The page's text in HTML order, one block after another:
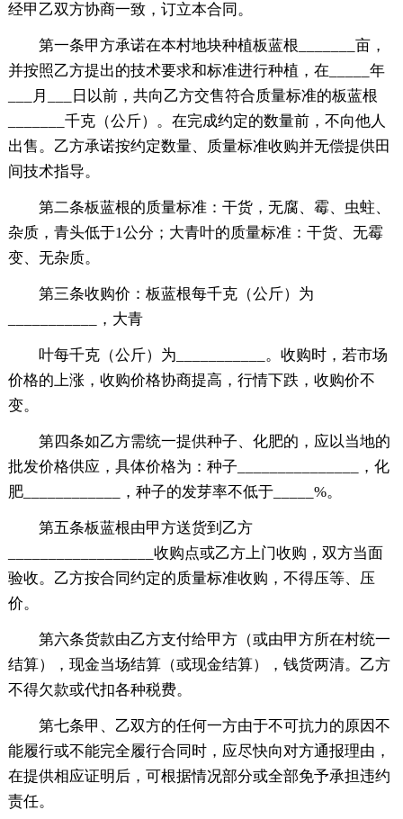
经甲乙双方协商一致，订立本合同。
第一条甲方承诺在本村地块种植板蓝根_______亩，
并按照乙方提出的技术要求和标准进行种植，在_____年
___月___日以前，共向乙方交售符合质量标准的板蓝根
_______千克（公斤）。在完成约定的数量前，不向他人
出售。乙方承诺按约定数量、质量标准收购并无偿提供田
间技术指导。
第二条板蓝根的质量标准：干货，无腐、霉、虫蛀、
杂质，青头低于1公分；大青叶的质量标准：干货、无霉
变、无杂质。
第三条收购价：板蓝根每千克（公斤）为
___________，大青
叶每千克（公斤）为___________。收购时，若市场
价格的上涨，收购价格协商提高，行情下跌，收购价不
变。
第四条如乙方需统一提供种子、化肥的，应以当地的
批发价格供应，具体价格为：种子_______________，化
肥____________，种子的发芽率不低于_____%。
第五条板蓝根由甲方送货到乙方
__________________收购点或乙方上门收购，双方当面
验收。乙方按合同约定的质量标准收购，不得压等、压
价。
第六条货款由乙方支付给甲方（或由甲方所在村统一
结算），现金当场结算（或现金结算），钱货两清。乙方
不得欠款或代扣各种税费。
第七条甲、乙双方的任何一方由于不可抗力的原因不
能履行或不能完全履行合同时，应尽快向对方通报理由，
在提供相应证明后，可根据情况部分或全部免予承担违约
责任。